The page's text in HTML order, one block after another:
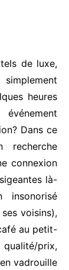
de luxe,
heures
Dans ce
connexion
là-
voisins),
au petit-
prix,
vadrouille